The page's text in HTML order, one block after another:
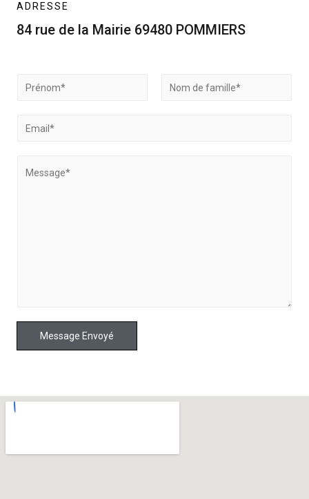
ADRESSE
84 rue de la Mairie 69480 POMMIERS
Message Envoyé